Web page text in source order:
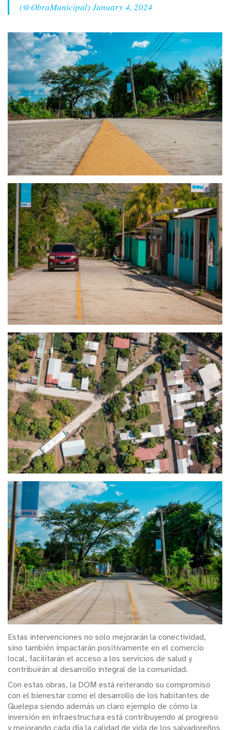
(@ObraMunicipal) January 4, 2024
Estas intervenciones no solo mejorarán la conectividad,
sino también impactarán positivamente en el comercio
local, facilitarán el acceso a los servicios de salud y
contribuirán al desarrollo integral de la comunidad.
Con estas obras, la DOM está reiterando su compromiso
con el bienestar como el desarrollo de los habitantes de
Quelepa siendo además un claro ejemplo de cómo la
inversión en infraestructura está contribuyendo al progreso